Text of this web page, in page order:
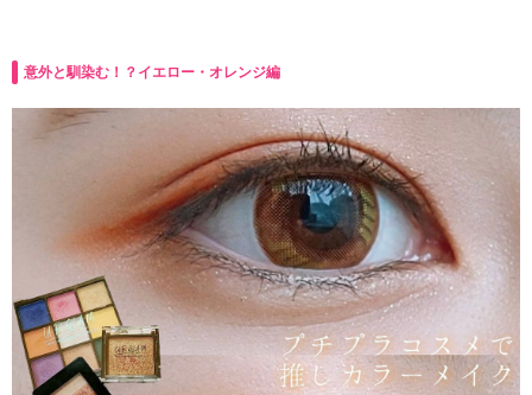
意外と馴染む！？イエロー・オレンジ編